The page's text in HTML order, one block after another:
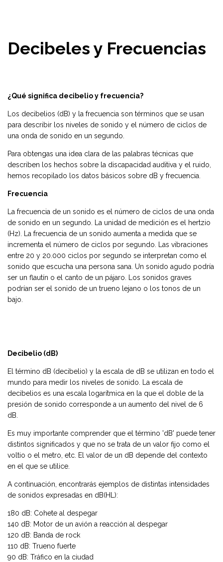
Decibeles y Frecuencias
¿Qué significa decibelio y frecuencia?
Los decibelios (dB) y la frecuencia son términos que se usan
para describir los niveles de sonido y el número de ciclos de
una onda de sonido en un segundo.
Para obtengas una idea clara de las palabras técnicas que
describen los hechos sobre la discapacidad auditiva y el ruido,
hemos recopilado los datos básicos sobre dB y frecuencia.
Frecuencia
La frecuencia de un sonido es el número de ciclos de una onda
de sonido en un segundo. La unidad de medición es el hertzio
(Hz). La frecuencia de un sonido aumenta a medida que se
incrementa el número de ciclos por segundo. Las vibraciones
entre 20 y 20.000 ciclos por segundo se interpretan como el
sonido que escucha una persona sana. Un sonido agudo podría
ser un flautín o el canto de un pájaro. Los sonidos graves
podrían ser el sonido de un trueno lejano o los tonos de un
bajo.
Decibelio (dB)
El término dB (decibelio) y la escala de dB se utilizan en todo el
mundo para medir los niveles de sonido. La escala de
decibelios es una escala logarítmica en la que el doble de la
presión de sonido corresponde a un aumento del nivel de 6
dB.
Es muy importante comprender que el término 'dB' puede tener
distintos significados y que no se trata de un valor fijo como el
voltio o el metro, etc. El valor de un dB depende del contexto
en el que se utilice.
A continuación, encontrarás ejemplos de distintas intensidades
de sonidos expresadas en dB(HL):
180 dB: Cohete al despegar
140 dB: Motor de un avión a reacción al despegar
120 dB: Banda de rock
110 dB: Trueno fuerte
90 dB: Tráfico en la ciudad